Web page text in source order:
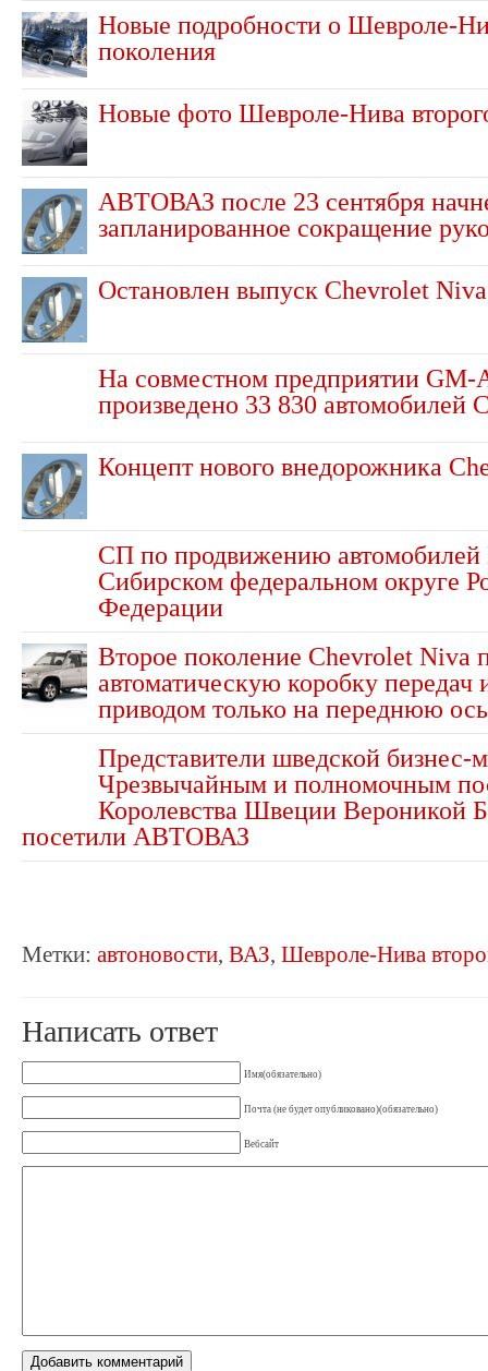
Новые подробности о Шевроле-
поколения
Новые фото Шевроле-Нива
АВТОВАЗ после 23 сентября
запланированное сокращение
Остановлен выпуск Chevrolet Niva
На совместном предприятии
произведено 33 830 автомобилей
Концепт нового внедорожника
СП по продвижению
Сибирском федеральном округе
Федерации
Второе поколение Chevrolet Niva
автоматическую коробку передач
приводом только на переднюю ось
Представители шведской бизнес-
Чрезвычайным и полномочным
Королевства Швеции Вероникой
посетили АВТОВАЗ
Метки: автоновости, ВАЗ, Шевроле-Нива
Написать ответ
Имя(обязательно)
Почта (не будет опубликовано)(обязательно)
Вебсайт